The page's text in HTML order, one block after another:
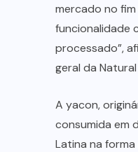
mercado no
funcionalidade
processado”,
geral da Natural
A yacon,
consumida em
Latina na forma